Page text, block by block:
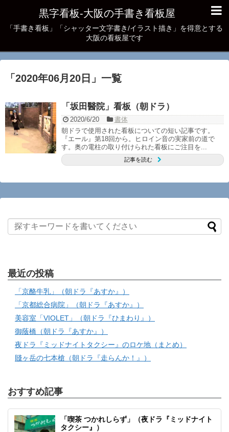
黒字看板‐大阪の手書き看板屋
「手書き看板」「シャッター文字書き/イラスト描き」を得意とする
大阪の看板屋です
「 2020年06月20日 」 一覧
「坂田醫院」看板（朝ドラ）
2020/6/20
書体
朝ドラで使用された看板についての短い記事です。
『エール』第18回から。ヒロイン音の実家前の道で
す。奥の電柱の取り付けられた看板にご注目を...
記事を読む
最近の投稿
「京酪牛乳」（朝ドラ『あすか』）
「京都総合病院」（朝ドラ『あすか』）
美容室「VIOLET」（朝ドラ『ひまわり』）
御蔭橋（朝ドラ『あすか』）
夜ドラ『ミッドナイトタクシー』のロケ地（まとめ）
賤ヶ岳の七本槍（朝ドラ『走らんか！』）
おすすめ記事
「喫茶 つかれしらず」（夜ドラ『ミッドナイト
タクシー』）